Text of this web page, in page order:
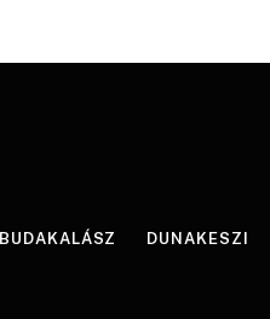
BUDAKALÁSZ DUNAKESZI